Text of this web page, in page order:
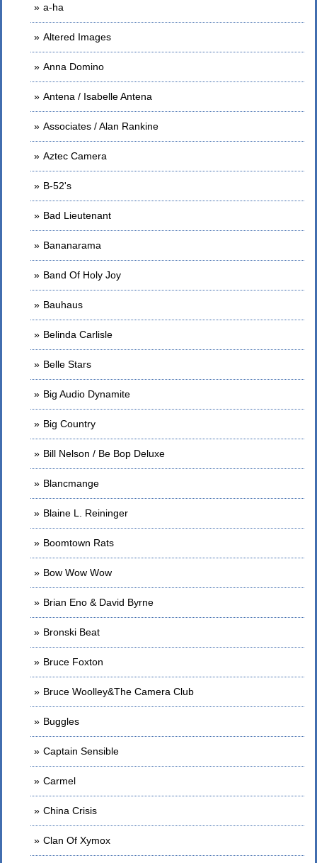
a-ha
Altered Images
Anna Domino
Antena / Isabelle Antena
Associates / Alan Rankine
Aztec Camera
B-52's
Bad Lieutenant
Bananarama
Band Of Holy Joy
Bauhaus
Belinda Carlisle
Belle Stars
Big Audio Dynamite
Big Country
Bill Nelson / Be Bop Deluxe
Blancmange
Blaine L. Reininger
Boomtown Rats
Bow Wow Wow
Brian Eno & David Byrne
Bronski Beat
Bruce Foxton
Bruce Woolley&The Camera Club
Buggles
Captain Sensible
Carmel
China Crisis
Clan Of Xymox